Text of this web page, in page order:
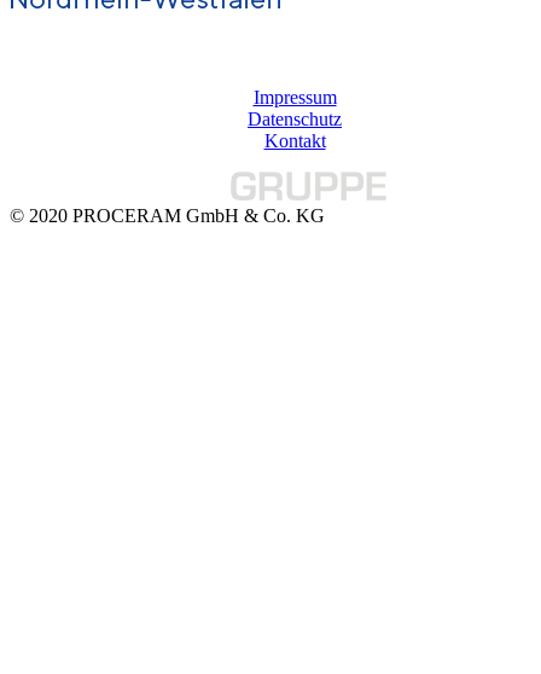
Impressum
Datenschutz
Kontakt
© 2020 PROCERAM GmbH & Co. KG